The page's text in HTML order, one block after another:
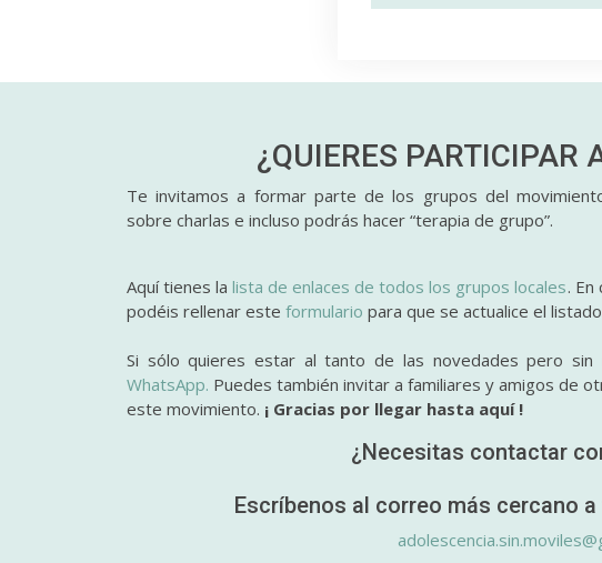
¿QUIERES PARTICIPAR
Te invitamos a formar parte de los grupos del
sobre charlas e incluso podrás hacer “terapia de grupo”.
Aquí tienes lalista de enlaces de todos los grupos locales.
podéis rellenar este formulario para que se actualice el
Si sólo quieres estar al tanto de las novedades pero sin
WhatsApp. Puedes también invitar a familiares y amigos de
este movimiento. ¡ Gracias por llegar hasta aquí !
¿Necesitas contactar
Escríbenos al correo más cercano